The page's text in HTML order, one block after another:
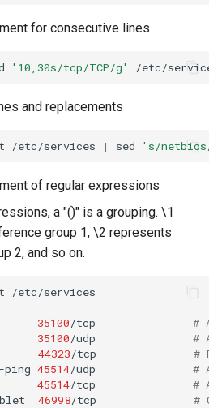
for consecutive lines
'10,30s/tcp/TCP/g'
and replacements
/etc/services | sed 's/netbios/
of regular expressions
a "()" is a grouping. \1
group 1, \2 represents
2, and so on.
/etc/services
35100/tcp
#
35100/udp
#
44323/tcp
#
ping 45514/udp
#
45514/tcp
#
46998/tcp #